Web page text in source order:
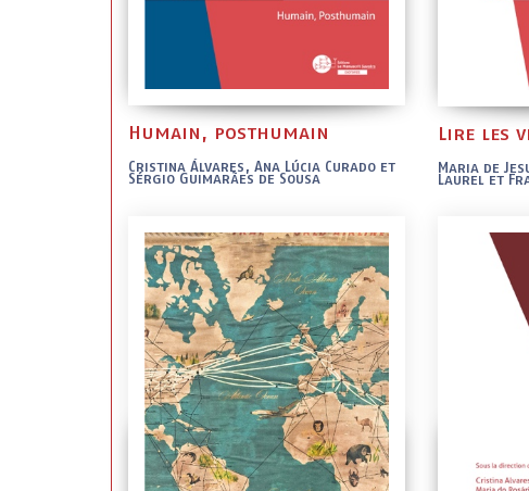
Humain, posthumain
Cristina Álvares, Ana Lúcia Curado et
Sérgio Guimarães de Sousa
Lire les
Maria de
Laurel et